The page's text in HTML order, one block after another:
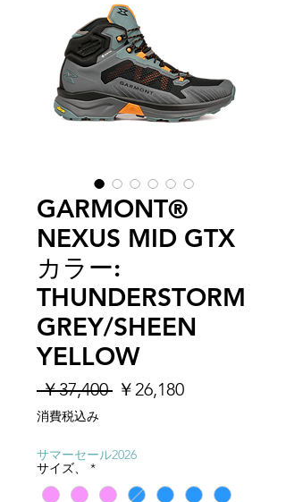
GARMONT®
NEXUS MID GTX
カラー:
THUNDERSTORM
GREY/SHEEN
YELLOW
￥37,400 通
格
￥26,180セ
消費税込み
サマーセール2026
サイズ、
*